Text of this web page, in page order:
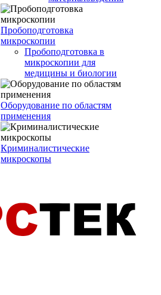
Пробоподготовка
микроскопии
Пробоподготовка в
микроскопии для
медицины и биологии
Оборудование по областям
применения
Криминалистические
микроскопы